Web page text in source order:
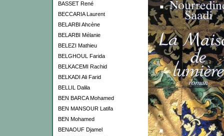
BASSET René
BECCARIA Laurent
BELARBI Ahcène
BELARBI Mélanie
BELEZI Mathieu
BELGHOUL Farida
BELKACEMI Rachid
BELKADI Ali Farid
BELLIL Dalila
BEN BARCA Mohamed
BEN MANSOUR Latifa
BEN Mohamed
BENAOUF Djamel